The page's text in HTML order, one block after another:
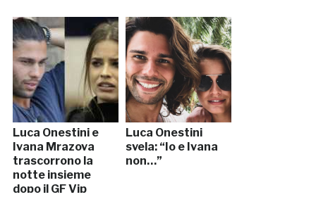
Luca Onestini e
Ivana Mrazova
trascorrono la
notte insieme
dopo il GF Vip
Luca Onestini
svela: “Io e Ivana
non…”